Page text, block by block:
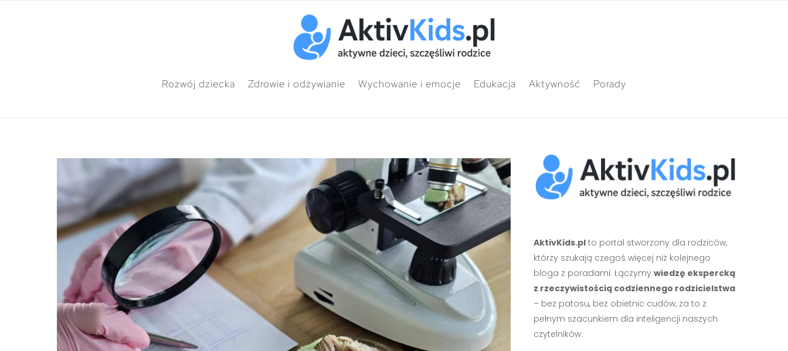
Rozwój dziecka Zdrowie i odżywianie Wychowanie i emocje Edukacja Aktywność Porady
AktivKids.plto portal stworzony dla rodziców,
którzy szukają czegoś więcej niż kolejnego
bloga z poradami. Łączymy wiedzę ekspercką
z rzeczywistością codziennego rodzicielstwa
– bez patosu, bez obietnic cudów, za to z
pełnym szacunkiem dla inteligencji naszych
czytelników.